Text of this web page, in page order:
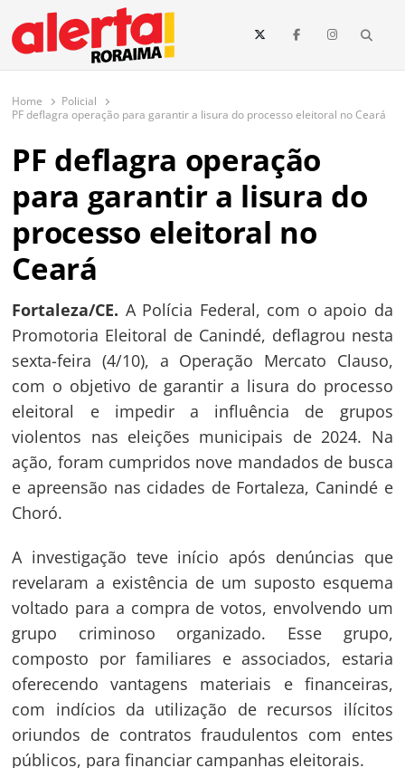
conteúdo
O maior portal de notícias de Roraima
O Alerta Roraima é seu portal de notícias completo sobre política,
e todo o estado de Roraima. Fique sempre informado com
atualizações em tempo real!
Home
Policial
PF deflagra operação para garantir a lisura do processo eleitoral no Ceará
PF deflagra operação
para garantir a lisura do
processo eleitoral no
Ceará
Fortaleza/CE. A Polícia Federal, com o apoio da
Promotoria Eleitoral de Canindé, deflagrou nesta
sexta-feira (4/10), a Operação Mercato Clauso,
com o objetivo de garantir a lisura do processo
eleitoral e impedir a influência de grupos
violentos nas eleições municipais de 2024. Na
ação, foram cumpridos nove mandados de busca
e apreensão nas cidades de Fortaleza, Canindé e
Choró.
A investigação teve início após denúncias que
revelaram a existência de um suposto esquema
voltado para a compra de votos, envolvendo um
grupo criminoso organizado. Esse grupo,
composto por familiares e associados, estaria
oferecendo vantagens materiais e financeiras,
com indícios da utilização de recursos ilícitos
oriundos de contratos fraudulentos com entes
públicos, para financiar campanhas eleitorais.